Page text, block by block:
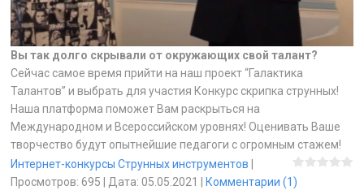
Вы так долго скрывали от окружающих свой талант?
Сейчас самое время прийти на наш проект “Галактика
Талантов” и выбрать для участия Конкурс скрипка струнных!
Наша платформа поможет Вам раскрыться на
Международном и Всероссийском уровнях! Оценивать Ваше
творчество будут опытнейшие педагоги с огромным стажем!
Интернет-конкурсы Струнных инструментов
Просмотров: 695 Дата: 05.05.2021 Комментарии (1)